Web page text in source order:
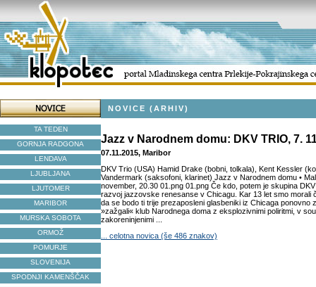
TA TEDEN
GORNJA RADGONA
LENDAVA
LJUBLJANA
LJUTOMER
MARIBOR
MURSKA SOBOTA
ORMOŽ
POMURJE
SLOVENIJA
SPODNJI KAMENŠČAK
NOVICE (ARHIV)
Jazz v Narodnem domu: DKV TRIO, 7.
07.11.2015, Maribor
DKV Trio (USA) Hamid Drake (bobni, tolkala), Kent Kessler
Vandermark (saksofoni, klarinet) Jazz v Narodnem domu •
november, 20.30 01.png 01.png Če kdo, potem je skupina
razvoj jazzovske renesanse v Chicagu. Kar 13 let smo morali
da se bodo ti trije prezaposleni glasbeniki iz Chicaga ponovno
»zažgali« klub Narodnega doma z eksplozivnimi poliritmi, v
zakoreninjenimi ...
... celotna novica (še 486 znakov)